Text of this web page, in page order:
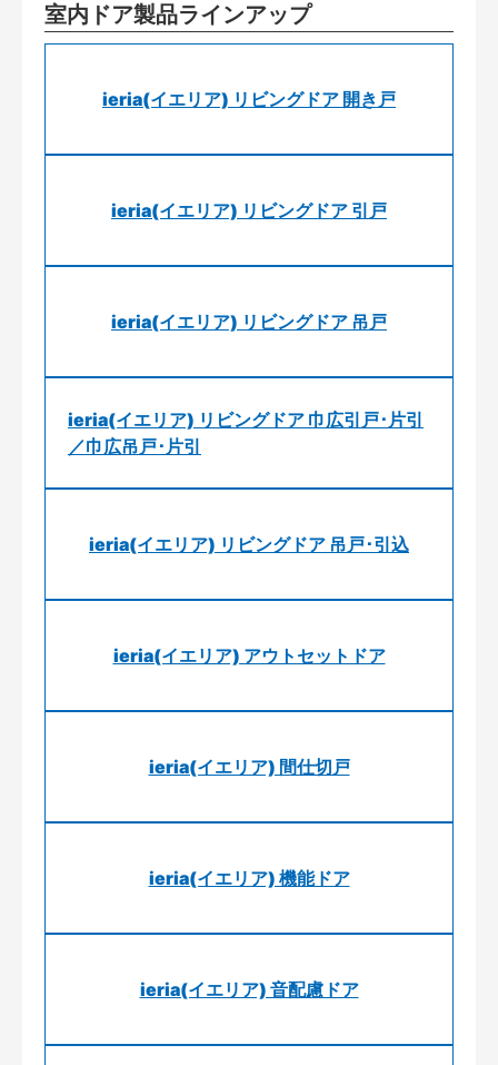
室内ドア製品ラインアップ
ieria(イエリア) リビングドア 開き戸
ieria(イエリア) リビングドア 引戸
ieria(イエリア) リビングドア 吊戸
ieria(イエリア) リビングドア 巾広引戸･片引
／巾広吊戸･片引
ieria(イエリア) リビングドア 吊戸･引込
ieria(イエリア) アウトセットドア
ieria(イエリア) 間仕切戸
ieria(イエリア) 機能ドア
ieria(イエリア) 音配慮ドア